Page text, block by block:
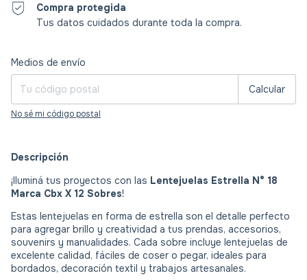
Compra protegida
Tus datos cuidados durante toda la compra.
Entregas para el CP:
Medios de envío
Calcular
No sé mi código postal
Descripción
¡Iluminá tus proyectos con las Lentejuelas Estrella N° 18
Marca Cbx X 12 Sobres!
Estas lentejuelas en forma de estrella son el detalle perfecto
para agregar brillo y creatividad a tus prendas, accesorios,
souvenirs y manualidades. Cada sobre incluye lentejuelas de
excelente calidad, fáciles de coser o pegar, ideales para
bordados, decoración textil y trabajos artesanales.